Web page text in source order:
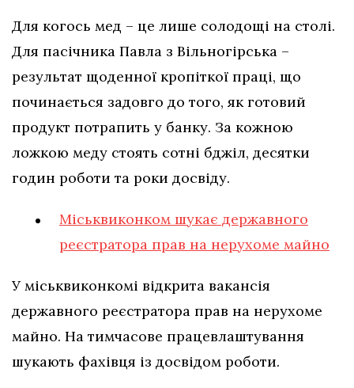
Для когось мед – це лише солодощі на столі.
Для пасічника Павла з Вільногірська –
результат щоденної кропіткої праці, що
починається задовго до того, як готовий
продукт потрапить у банку. За кожною
ложкою меду стоять сотні бджіл, десятки
годин роботи та роки досвіду.
Міськвиконком шукає державного
реєстратора прав на нерухоме майно
У міськвиконкомі відкрита вакансія
державного реєстратора прав на нерухоме
майно. На тимчасове працевлаштування
шукають фахівця із досвідом роботи.